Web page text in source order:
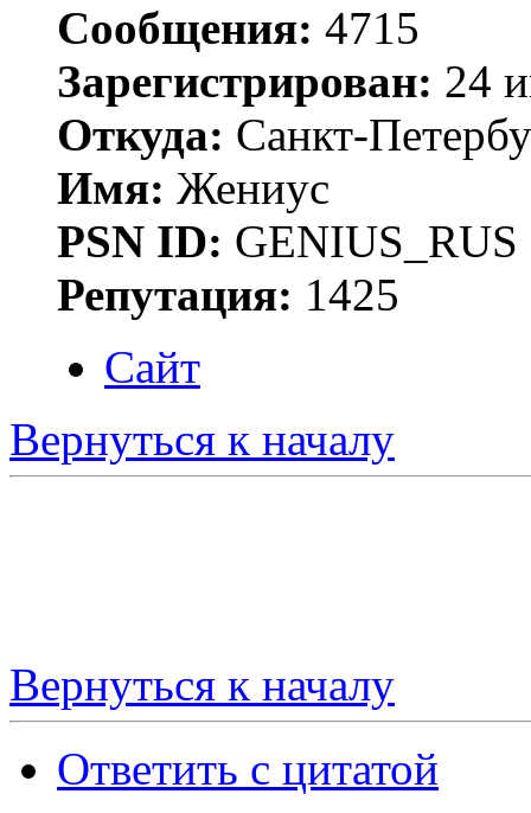
Сообщения: 4715
Зарегистрирован: 24
Откуда: Санкт-
Имя: Жениус
PSN ID: GENIUS_RUS
Репутация: 1425
Сайт
Вернуться к началу
Вернуться к началу
Ответить с цитатой